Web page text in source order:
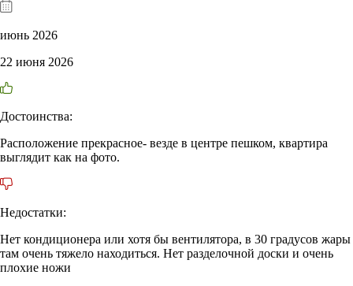
июнь 2026
22 июня 2026
Достоинства:
Расположение прекрасное- везде в центре пешком, квартира
выглядит как на фото.
Недостатки:
Нет кондиционера или хотя бы вентилятора, в 30 градусов жары
там очень тяжело находиться. Нет разделочной доски и очень
плохие ножи